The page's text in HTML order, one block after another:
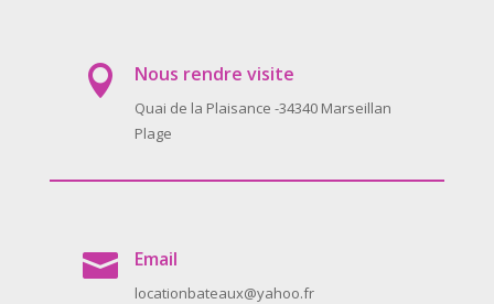
 Nous rendre visite
Quai de la Plaisance -34340 Marseillan
Plage
 Email
locationbateaux@yahoo.fr